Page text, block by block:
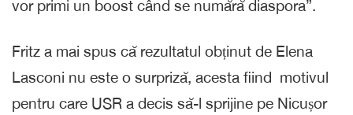
vor primi un boost când se numără diaspora”.
Fritz a mai spus că rezultatul obținut de Elena
Lasconi nu este o surpriză, acesta fiind motivul
pentru care USR a decis să-l sprijine pe Nicușor